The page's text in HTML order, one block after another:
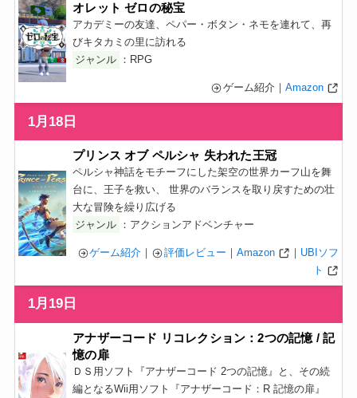
オレット ゼロの秘宝
アカデミーの友達、ペパー・ボタン・ネモを連れて、再
びキタカミの里に訪れる
ジャンル ：RPG
ゲーム紹介｜ Amazon
1月18日
プリンス オブ ペルシャ 失われた王冠
ペルシャ神話をモチーフにした架空の世界カーフ山を舞
台に、王子を救い、 世界のバランスを取り戻すための壮
大な冒険を繰り広げる
ジャンル ：アクションアドベンチャー
ゲーム紹介 ｜ 評価レビュー ｜ Amazon ｜ UBIソフ
ト
1月19日
アナザーコード リコレクション：2つの記憶 / 記
憶の扉
ＤＳ用ソフト『アナザーコード 2つの記憶』と、その続
編となるWii用ソフト『アナザーコード：R 記憶の扉』